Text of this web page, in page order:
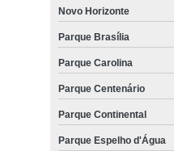
Novo Horizonte
Parque Brasília
Parque Carolina
Parque Centenário
Parque Continental
Parque Espelho d'Água